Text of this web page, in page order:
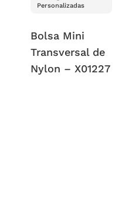
Personalizadas
Bolsa Mini
Transversal de
Nylon – X01227